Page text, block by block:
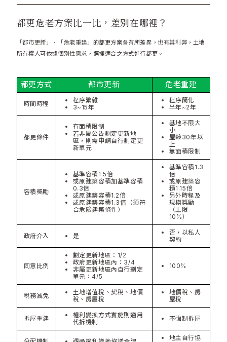
都更危老方案比一比，差別在哪裡？
「都市更新」、「危老重建」的都更方案各有所差異，也有其利弊，土地
所有權人可依據個別性需求，選擇適合之方式進行都更。
都更方式 都市更新 危老重建
時間時程
程序繁雜
3~15年
程序簡化
半年~2年
都更條件
有面積限制
若非屬公告劃定更新地
區，則需申請自行劃定更
新單元
基地不限大
小
屋齡30年以
上
無面積限制
容積獎勵
基準容積1.5倍
或原建築容積加基準容積
0.3倍
或原建築容積1.2倍
或原建築容積1.3倍（須符
合危險建築條件）
基準容積1.3
倍
或原建築容
積1.15倍
另外時程及
規模獎勵
（上限
10%）
政府介入 是
否，以私人
契約
同意比例
劃定更新地區：1/2
政府更新地區內：3/4
非屬更新地區內自行劃定
單元：4/5
100%
稅務減免
土地增值稅、契稅、地價
稅、房屋稅
地價稅、房
屋稅
拆屋重建
權利變換方式實施則適用
代拆機制
不強制拆屋
地主自行協